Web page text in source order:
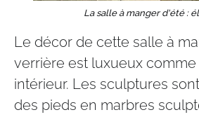
La salle à manger d'été :
Le décor de cette salle à
verrière est luxueux comme
intérieur. Les sculptures
des pieds en marbres